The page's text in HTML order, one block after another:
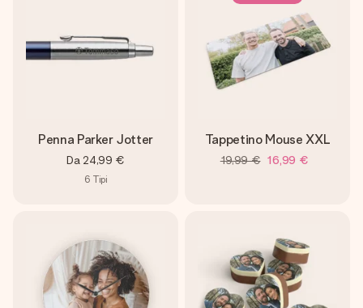
Penna Parker Jotter
Da 24,99 €
6 Tipi
Tappetino Mouse XXL
19,99 € 16,99 €